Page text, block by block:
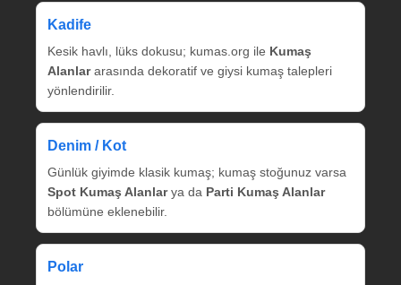
Kadife
Kesik havlı, lüks dokusu; kumas.org ile Kumaş
Alanlararasında dekoratif ve giysi kumaş talepleri
yönlendirilir.
Denim / Kot
Günlük giyimde klasik kumaş; kumaş stoğunuz varsa
Spot Kumaş Alanlarya da Parti Kumaş Alanlar
bölümüne eklenebilir.
Polar